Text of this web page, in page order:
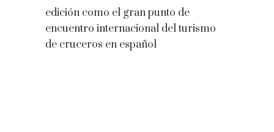
edición como el gran punto de
encuentro internacional del turismo
de cruceros en español